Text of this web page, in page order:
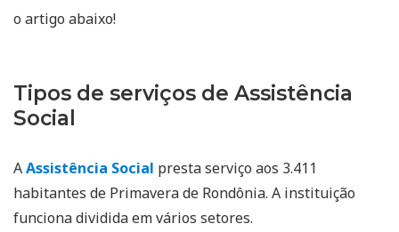
o artigo abaixo!
Tipos de serviços de Assistência
Social
AAssistência Social presta serviço aos 3.411
habitantes de Primavera de Rondônia. A instituição
funciona dividida em vários setores.